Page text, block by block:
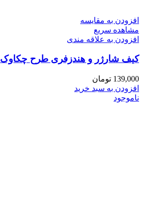
افزودن به مقایسه
مشاهده سریع
افزودن به علاقه مندی
کیف شارژر و هندزفری طرح چکاوک
139,000 تومان
افزودن به سبد خرید
ناموجود